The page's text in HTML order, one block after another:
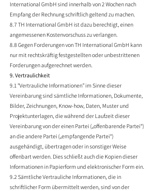
International GmbH sind innerhalb von 2 Wochen nach
Empfang der Rechnung schriftlich geltend zu machen.
8.7 TH International GmbH ist dazu berechtigt, einen
angemessenen Kostenvorschuss zu verlangen.
8.8 Gegen Forderungen von TH International GmbH kann
nur mit rechtskräftig festgestellten oder unbestrittenen
Forderungen aufgerechnet werden.
9. Vertraulichkeit
9.1 "Vertrauliche Informationen” im Sinne dieser
Vereinbarung sind sämtliche Informationen, Dokumente,
Bilder, Zeichnungen, Know-how, Daten, Muster und
Projektunterlagen, die während der Laufzeit dieser
Vereinbarung von der einen Partei („offenbarende Partei“)
an die andere Partei („empfangende Partei“)
ausgehändigt, übertragen oder in sonstiger Weise
offenbart werden. Dies schließt auch die Kopien dieser
Informationen in Papierform und elektronischer Form ein.
9.2 Sämtliche Vertrauliche Informationen, die in
schriftlicher Form übermittelt werden, sind von der